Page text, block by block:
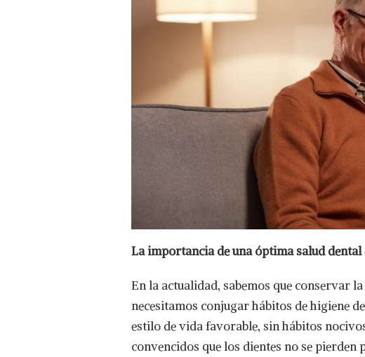
La importancia de una óptima salud
En la actualidad, sabemos que conservar
necesitamos conjugar hábitos de higiene
estilo de vida favorable, sin hábitos
convencidos que los dientes no se